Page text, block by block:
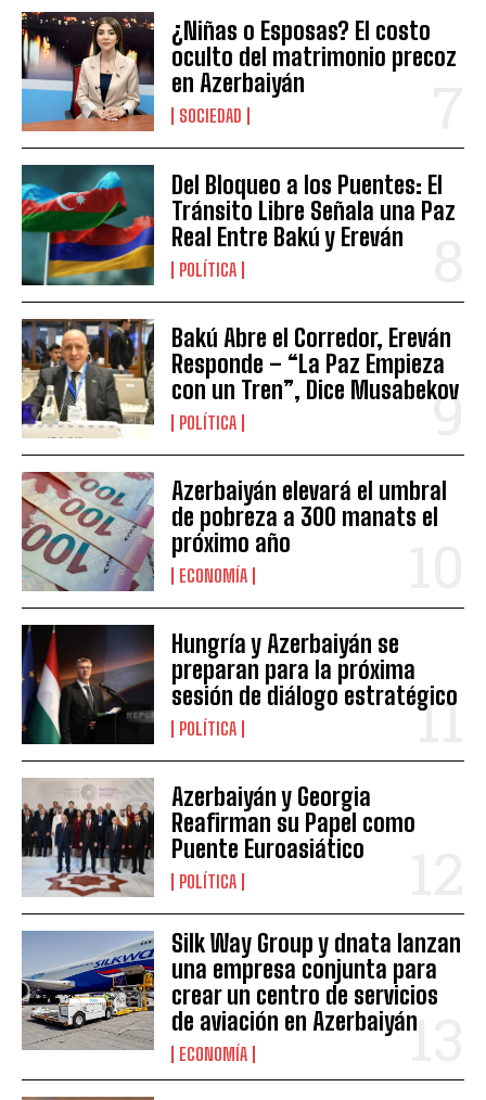
¿Niñas o Esposas? El costo
oculto del matrimonio precoz
en Azerbaiyán
SOCIEDAD
Del Bloqueo a los Puentes: El
Tránsito Libre Señala una Paz
Real Entre Bakú y Ereván
POLÍTICA
Bakú Abre el Corredor, Ereván
Responde – “La Paz Empieza
con un Tren”, Dice Musabekov
POLÍTICA
Azerbaiyán elevará el umbral
de pobreza a 300 manats el
próximo año
ECONOMÍA
Hungría y Azerbaiyán se
preparan para la próxima
sesión de diálogo estratégico
POLÍTICA
Azerbaiyán y Georgia
Reafirman su Papel como
Puente Euroasiático
POLÍTICA
Silk Way Group y dnata lanzan
una empresa conjunta para
crear un centro de servicios
de aviación en Azerbaiyán
ECONOMÍA